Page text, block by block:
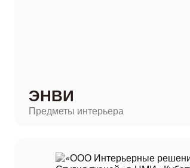
ЭНВИ
Предметы интерьера